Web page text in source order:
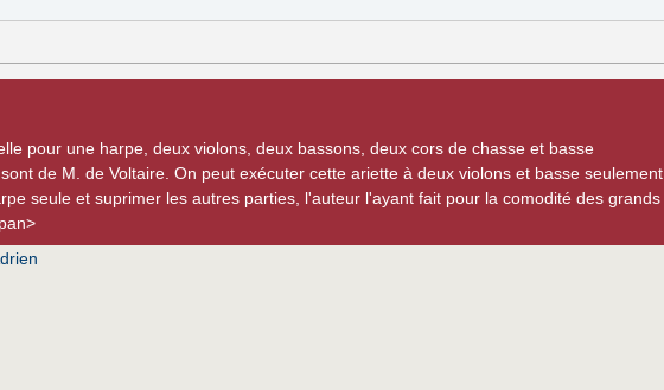
pour une harpe, deux violons, deux bassons, deux cors de chasse et basse
de M. de Voltaire. On peut exécuter cette ariette à deux violons et basse seulement
seule et suprimer les autres parties, l'auteur l'ayant fait pour la comodité des grands